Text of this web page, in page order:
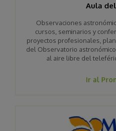
Aula
Observaciones
cursos, seminarios y
proyectos profesionales,
del Observatorio
al aire libre del
Ir al